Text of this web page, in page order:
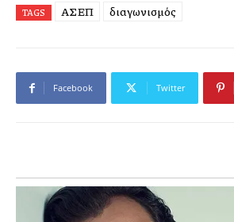
TAGS ΑΣΕΠ διαγωνισμός
Facebook Twitter